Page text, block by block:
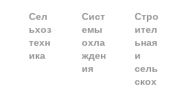
Сел
ьхоз
техн
ика
Сист
емы
охла
жден
ия
Стро
ител
ьная
и
сель
скох